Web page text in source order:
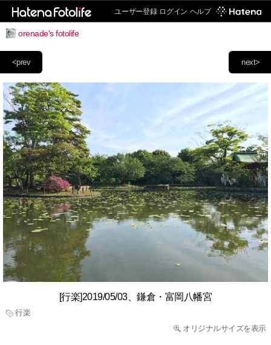
ユーザー登録 ログイン ヘルプ
orenade's fotolife
next>
<prev
[行楽]2019/05/03、鎌倉・富岡八幡宮
行楽
オリジナルサイズを表示